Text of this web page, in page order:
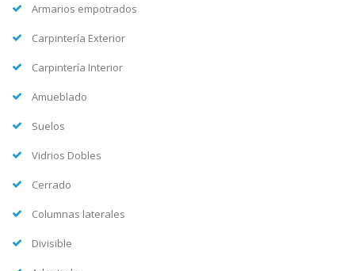
Armarios empotrados
Carpintería Exterior
Carpintería Interior
Amueblado
Suelos
Vidrios Dobles
Cerrado
Columnas laterales
Divisible